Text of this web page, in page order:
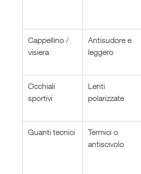
Cappellino /
visiera
Antisudore e
leggero
Occhiali
sportivi
Lenti
polarizzate
Guanti tecnici
Termici o
antiscivolo